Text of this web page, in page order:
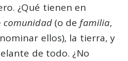
¿Qué tienen en
comunidad(o defamilia,
ellos), la tierra, y
de todo. ¿No